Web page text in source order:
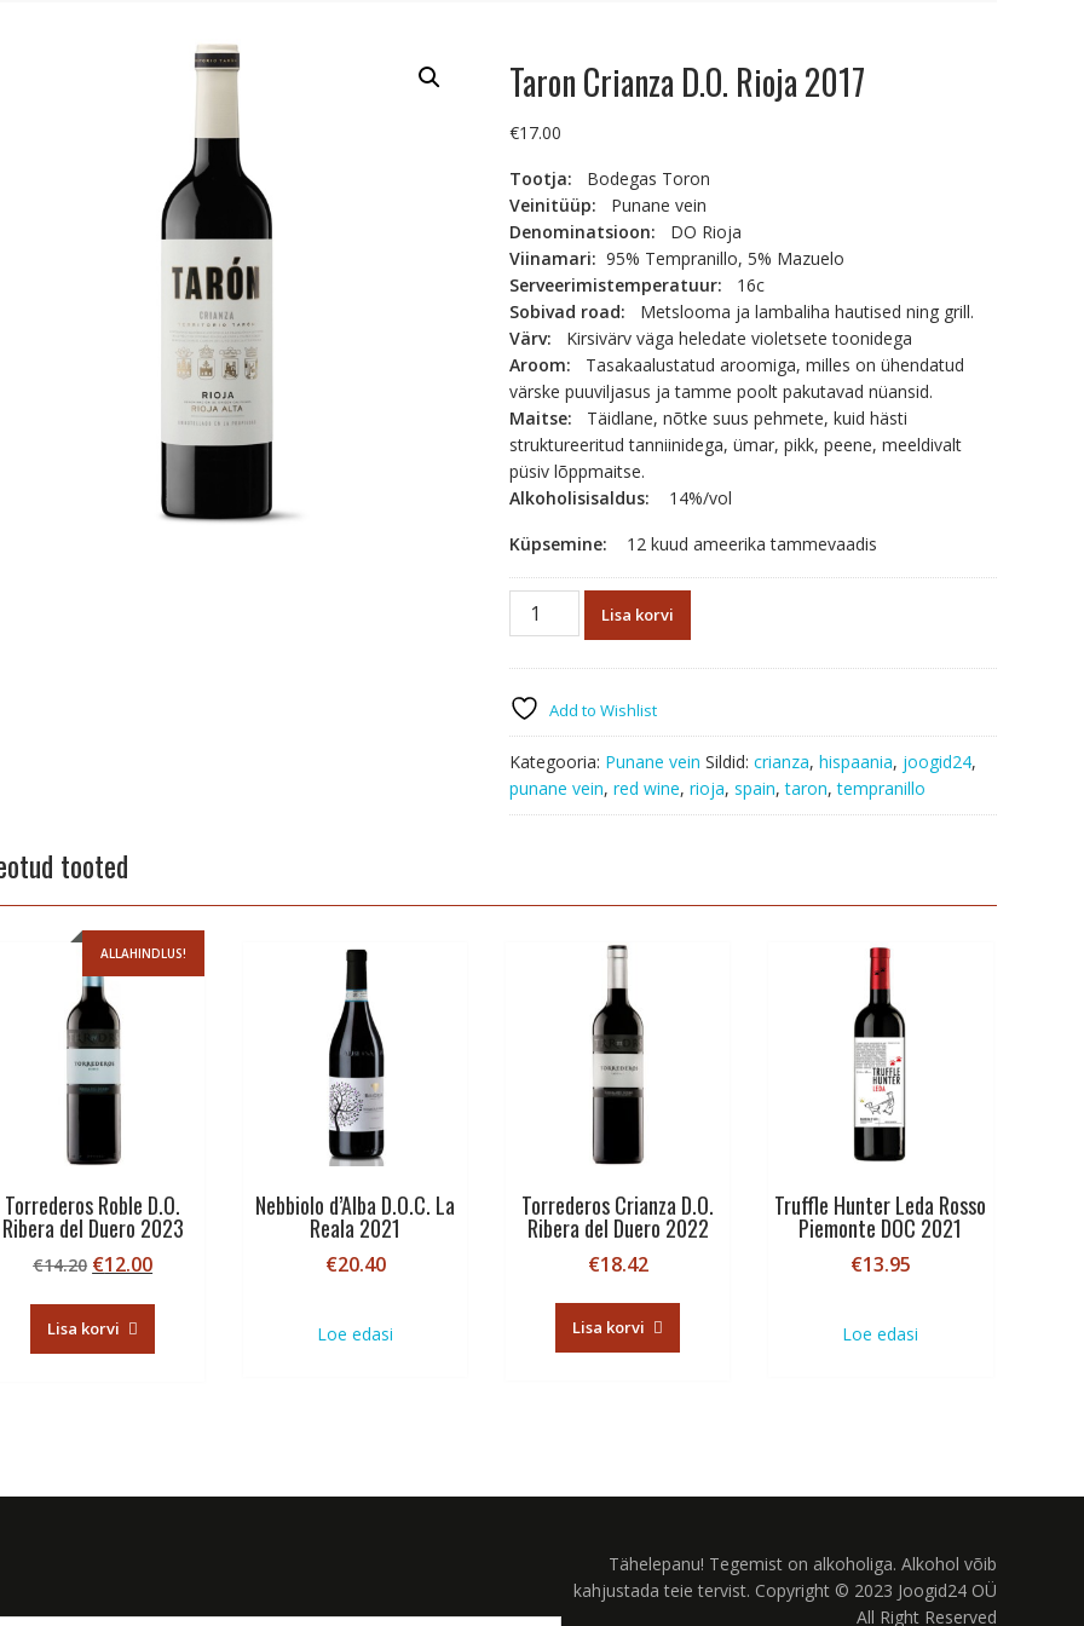
Taron Crianza D.O. Rioja 2017
€17.00
Tootja: Bodegas Toron
Veinitüüp: Punane vein
Denominatsioon: DO Rioja
Viinamari: 95% Tempranillo, 5% Mazuelo
Serveerimistemperatuur: 16c
Sobivad road: Metslooma ja lambaliha hautised ning grill.
Värv: Kirsivärv väga heledate violetsete toonidega
Aroom: Tasakaalustatud aroomiga, milles on ühendatud
värske puuviljasus ja tamme poolt pakutavad nüansid.
Maitse: Täidlane, nõtke suus pehmete, kuid hästi
struktureeritud tanniinidega, ümar, pikk, peene, meeldivalt
püsiv lõppmaitse.
Alkoholisisaldus:
14%/vol
Küpsemine:
12 kuud ameerika tammevaadis
Taron
Crianza
2017
kogus
Lisa korvi
Add to Wishlist
Kategooria: Punane vein Sildid: crianza, hispaania, joogid24,
punane vein, red wine, rioja, spain,taron,tempranillo
tooted
ALLAHINDLUS!
Torrederos Roble D.O.
Ribera del Duero 2023
€14.20 Algne
oli:
€14.20.
€12.00Current
Lisa korvi
Nebbiolo d’Alba D.O.C. La
Reala 2021
€20.40
Loe edasi
Torrederos Crianza D.O.
Ribera del Duero 2022
€18.42
Lisa korvi
Truffle Hunter Leda Rosso
Piemonte DOC 2021
€13.95
Loe edasi
Tähelepanu! Tegemist on alkoholiga. Alkohol võib
kahjustada teie tervist. Copyright © 2023 Joogid24 OÜ
All Right Reserved